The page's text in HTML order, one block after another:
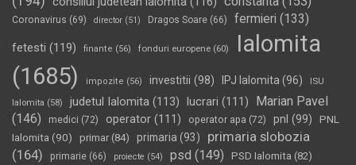
Coronavirus (69) director (51) Dragos Soare (66) fermieri (133)
fetesti (119) finante (56) fonduri europene (60)
Ialomita
(1685)
impozite (56) investitii (98) IPJ Ialomita (96) ISU
Ialomita (58) judetul Ialomita (113) lucrari (111)
Marian Pavel
(146)
medici (72) operator (111) operator apa (72) pnl (99)
PNL
Ialomita (90) primar(84) primaria (93)
primaria slobozia
(164)
primarie (66) proiecte (54) psd (149) PSD Ialomita (82)